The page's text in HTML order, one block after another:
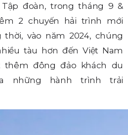
đoàn, trong tháng 9 &
2 chuyến hải trình mới
vào năm 2024, chúng
tàu hơn đến Việt Nam
đông đảo khách du
những hành trình trải